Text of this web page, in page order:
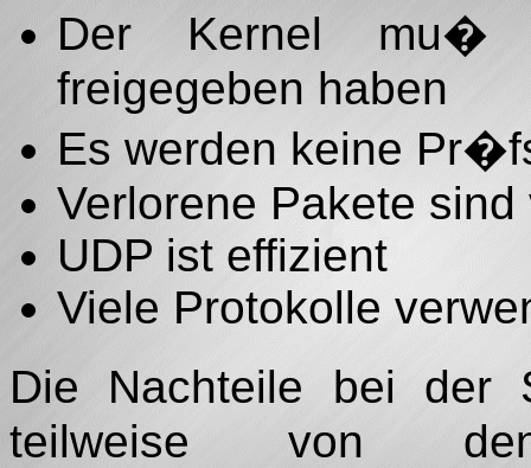
Der Kernel mu�
freigegeben haben
Es werden keine
Verlorene Pakete sind
UDP ist effizient
Viele Protokolle
Die Nachteile bei der
teilweise von den